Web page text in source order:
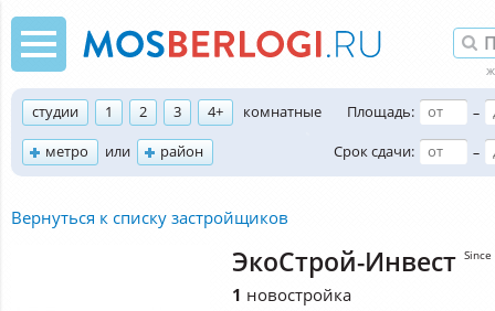
студии 1 2 3 4+
комнатные
метро
или район
Площадь:
–
Срок сдачи:
–
Вернуться к списку застройщиков
ЭкоСтрой-Инвест
1 новостройка